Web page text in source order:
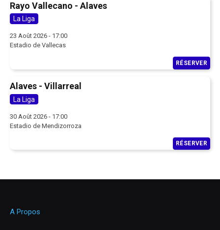
Rayo Vallecano - Alaves
La Liga
23 Août 2026 - 17:00
Estadio de Vallecas
RÉSERVER
Alaves - Villarreal
La Liga
30 Août 2026 - 17:00
Estadio de Mendizorroza
RÉSERVER
A Propos